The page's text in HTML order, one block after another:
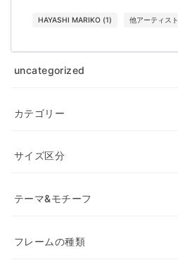
HAYASHI MARIKO (1) 他アーティスト
uncategorized
カテゴリー
サイズ区分
テーマ&モチーフ
フレームの種類